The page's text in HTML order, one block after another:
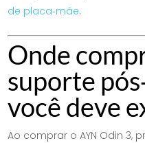
de placa‑mãe.
Onde
suporte
você deve
Ao comprar o AYN Odin 3,